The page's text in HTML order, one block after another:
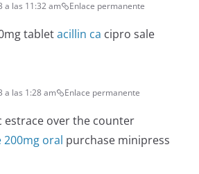
a las 11:32 am Enlace permanente
tabletacillin ca cipro sale
a las 1:28 am Enlace permanente
estrace over the counter
oral purchase minipress